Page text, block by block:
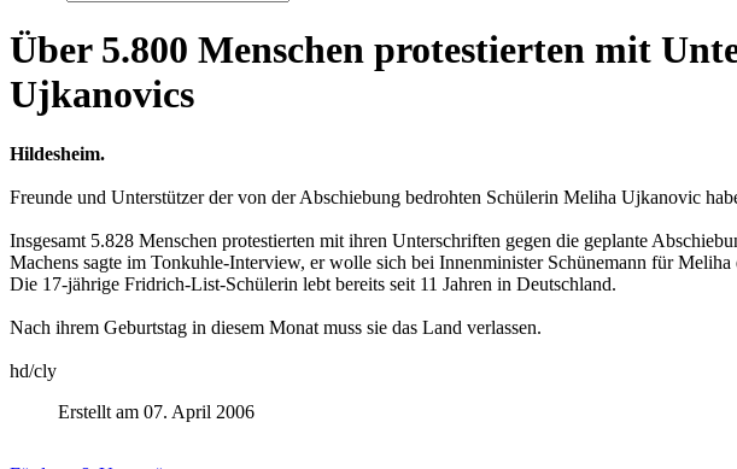
Über 5.800 Menschen protestierten mit
Ujkanovics
Hildesheim.
Freunde und Unterstützer der von der Abschiebung bedrohten Schülerin Meliha Ujkanovic
Insgesamt 5.828 Menschen protestierten mit ihren Unterschriften gegen die geplante
Machens sagte im Tonkuhle-Interview, er wolle sich bei Innenminister Schünemann für Meliha
Die 17-jährige Fridrich-List-Schülerin lebt bereits seit 11 Jahren in Deutschland.
Nach ihrem Geburtstag in diesem Monat muss sie das Land verlassen.
hd/cly
Erstellt am 07. April 2006